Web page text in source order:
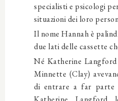
specialisti e psicologi
situazioni dei loro
Il nome Hannah è
due lati delle cassette
Né Katherine
Minnette (Clay)
di entrare a far parte